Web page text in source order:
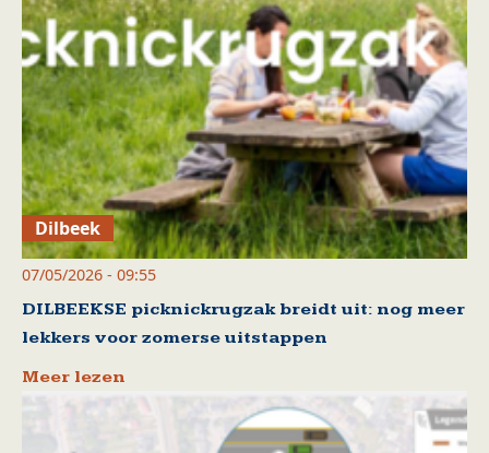
Dilbeek
07/05/2026 - 09:55
DILBEEKSE picknickrugzak breidt uit: nog meer
lekkers voor zomerse uitstappen
Meer lezen